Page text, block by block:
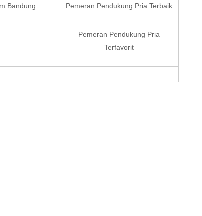
Bandung Pemeran Pendukung Pria Terbaik
Pemeran Pendukung Pria
Terfavorit